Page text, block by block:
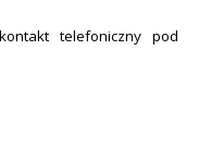
telefoniczny pod